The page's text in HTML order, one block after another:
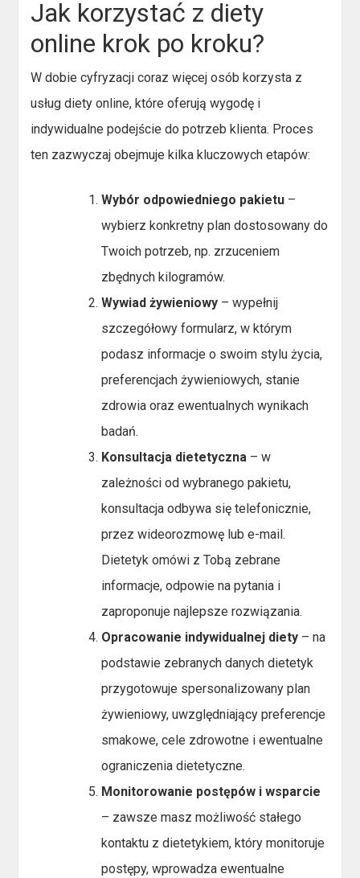
Jak korzystać z diety
online krok po kroku?
W dobie cyfryzacji coraz więcej osób korzysta z
usług diety online, które oferują wygodę i
indywidualne podejście do potrzeb klienta. Proces
ten zazwyczaj obejmuje kilka kluczowych etapów:
Wybór odpowiedniego pakietu –
wybierz konkretny plan dostosowany do
Twoich potrzeb, np. zrzuceniem
zbędnych kilogramów.
Wywiad żywieniowy – wypełnij
szczegółowy formularz, w którym
podasz informacje o swoim stylu życia,
preferencjach żywieniowych, stanie
zdrowia oraz ewentualnych wynikach
badań.
Konsultacja dietetyczna – w
zależności od wybranego pakietu,
konsultacja odbywa się telefonicznie,
przez wideorozmowę lub e-mail.
Dietetyk omówi z Tobą zebrane
informacje, odpowie na pytania i
zaproponuje najlepsze rozwiązania.
Opracowanie indywidualnej diety – na
podstawie zebranych danych dietetyk
przygotowuje spersonalizowany plan
żywieniowy, uwzględniający preferencje
smakowe, cele zdrowotne i ewentualne
ograniczenia dietetyczne.
Monitorowanie postępów i wsparcie
– zawsze masz możliwość stałego
kontaktu z dietetykiem, który monitoruje
postępy, wprowadza ewentualne